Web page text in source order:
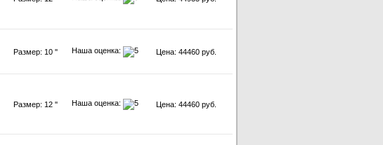
Размер: 10 '' Наша оценка: Цена: 44460 руб.
Размер: 12 '' Наша оценка: Цена: 44460 руб.